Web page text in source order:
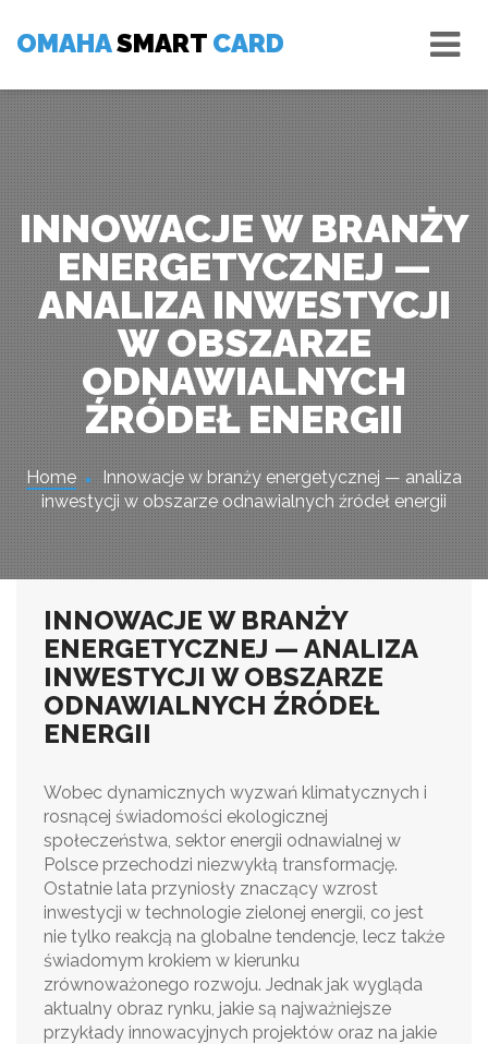
content
OMAHASMART CARD
INNOWACJE W BRANŻY
ENERGETYCZNEJ —
ANALIZA INWESTYCJI
W OBSZARZE
ODNAWIALNYCH
ŹRÓDEŁ ENERGII
Home
Innowacje w branży energetycznej — analiza
inwestycji w obszarze odnawialnych źródeł energii
INNOWACJE W BRANŻY
ENERGETYCZNEJ — ANALIZA
INWESTYCJI W OBSZARZE
ODNAWIALNYCH ŹRÓDEŁ
ENERGII
Wobec dynamicznych wyzwań klimatycznych i
rosnącej świadomości ekologicznej
społeczeństwa, sektor energii odnawialnej w
Polsce przechodzi niezwykłą transformację.
Ostatnie lata przyniosły znaczący wzrost
inwestycji w technologie zielonej energii, co jest
nie tylko reakcją na globalne tendencje, lecz także
świadomym krokiem w kierunku
zrównoważonego rozwoju. Jednak jak wygląda
aktualny obraz rynku, jakie są najważniejsze
przykłady innowacyjnych projektów oraz na jakie